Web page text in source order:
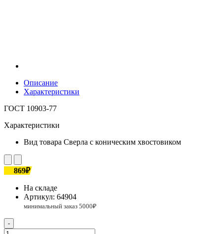
Описание
Характеристики
ГОСТ 10903-77
Характеристики
Вид товара Сверла с коническим хвостовиком
869₽
На складе
Артикул: 64904
-